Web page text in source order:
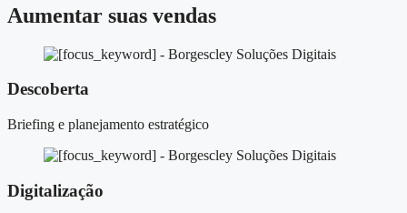
Aumentar suas vendas
Descoberta
Briefing e planejamento estratégico
Digitalização